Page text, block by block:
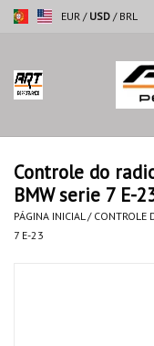
EUR / USD / BRL
Página inicial
Motocicletas
Automoveis
Marcas
Controle do
BMW serie 7 E-
PÁGINA INICIAL / CONTROLE
7 E-23